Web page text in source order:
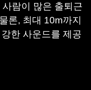
사람이 많은 출퇴근
론, 최대 10m까지
한 사운드를 제공